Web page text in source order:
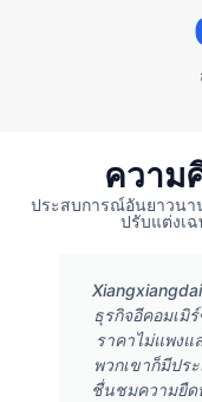
ความ
ประสบการณ์อันยาวนา
ปรับแต่งเ
ธุรกิจอีคอมเมิ
ราคาไม่แพง
พวกเขาก็มีปร
ชื่นชมความยืด